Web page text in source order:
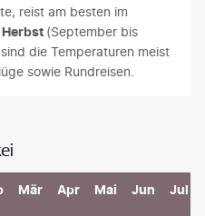
reist am besten im
Herbst (September bis
die Temperaturen meist
sowie Rundreisen.
Mär Apr Mai Jun Jul